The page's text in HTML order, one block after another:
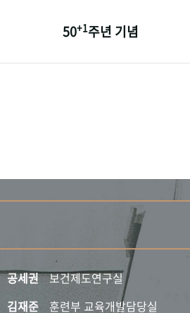
50+1주년 기념
공세권
보건제도연구실
김재준
훈련부 교육개발담당실